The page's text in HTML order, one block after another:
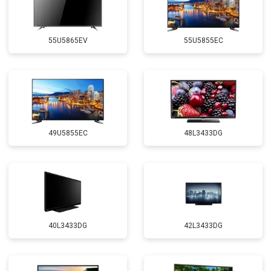
55U5865EV 55U5855EC
49U5855EC 48L3433DG
40L3433DG 42L3433DG